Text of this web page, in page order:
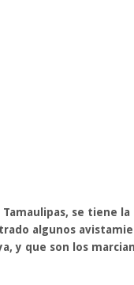
Tamaulipas, se tiene
algunos
y que son los